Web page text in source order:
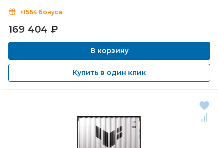
+1564 бонуса
169 404 ₽
В корзину
Купить в один клик